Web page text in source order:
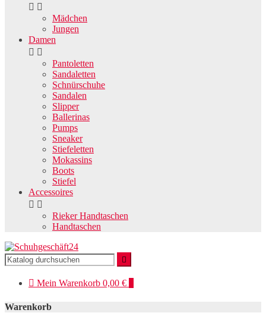
 
Mädchen
Jungen
Damen
 
Pantoletten
Sandaletten
Schnürschuhe
Sandalen
Slipper
Ballerinas
Pumps
Sneaker
Stiefeletten
Mokassins
Boots
Stiefel
Accessoires
 
Rieker Handtaschen
Handtaschen

 Mein Warenkorb 0,00 €
Warenkorb